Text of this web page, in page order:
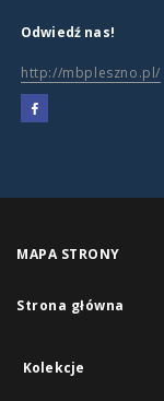
Odwiedź nas!
http://mbpleszno.pl/
MAPA STRONY
Strona główna
Kolekcje